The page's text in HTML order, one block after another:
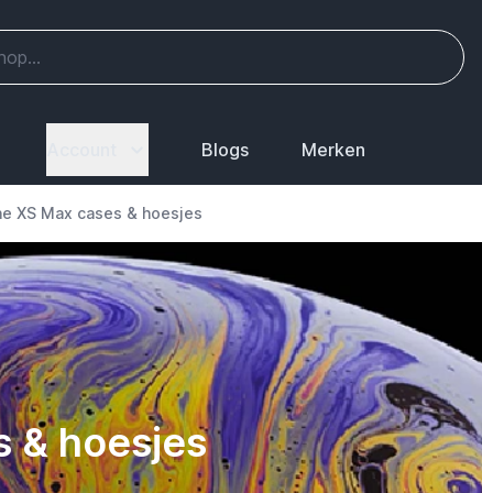
Blogs Merken
XS Max cases & hoesjes
& hoesjes